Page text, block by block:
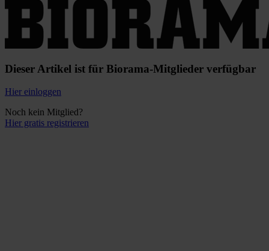
Dieser Artikel ist für Biorama-Mitglieder verfügbar
Hier einloggen
Noch kein Mitglied?
Hier gratis registrieren